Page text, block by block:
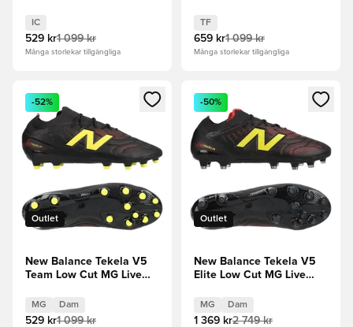
IC
529 kr1 099 kr
Många storlekar tillgängliga
TF
659 kr1 099 kr
Många storlekar tillgängliga
Öppnar en Modal för att logga in eller registrera dig som
Outlet
-52%
New Balance Tekela V5
Team Low Cut MG Live
Dam
MG Dam
529 kr1 099 kr
Öppnar en Modal för att
Outlet
-50%
New Balance Tekela V5
Elite Low Cut MG Live
Dam
MG Dam
1 369 kr2 749 kr